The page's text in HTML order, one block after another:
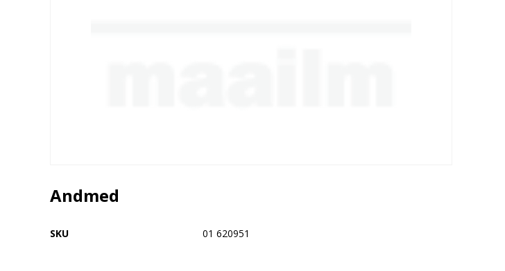
Andmed
SKU 01 620951